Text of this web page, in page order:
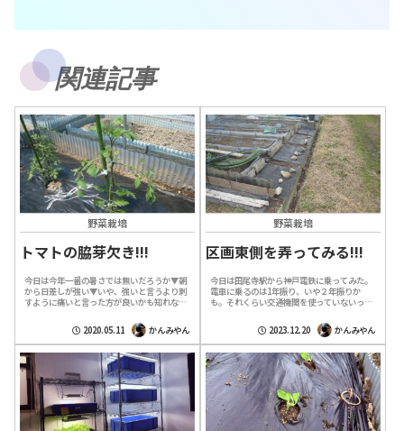
関連記事
野菜栽培
トマトの脇芽欠き!!!
今日は今年一番の暑さでは無いだろうか▼朝
から日差しが強い▼いや、強いと言うより刺
すように痛いと言った方が良いかも知れない
て私以外居ないだろうと思って農園に来た
2020.05.11 かんみやん
野菜栽培
区画東側を弄ってみる!!!
今日は田尾寺駅から神戸電鉄に乗ってみた。
電車に乗るのは1年振り、いや２年振りか
も。それくらい交通機関を使っていないって
ラなので座って行くことが出来た。谷上駅...
2023.12.20 かんみやん